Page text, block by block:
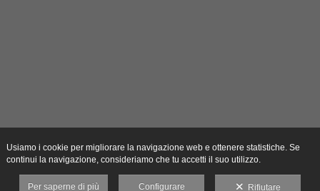
Usiamo i cookie per migliorare la navigazione web e ottenere statistiche. Se
continui la navigazione, consideriamo che tu accetti il suo utilizzo.
Per saperne di più Configurare Rifiutare